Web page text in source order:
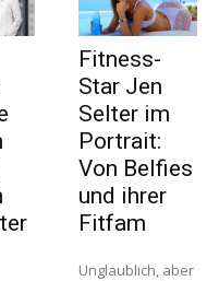
Fitness-
Star Jen
Selter im
Portrait:
Von Belfies
und ihrer
Fitfam
Unglaublich, aber